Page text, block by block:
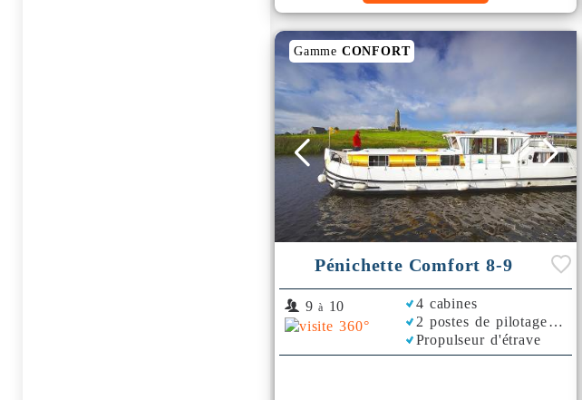
Gamme CONFORT
Pénichette Comfort 8-9
9 à 10
4 cabines
2 postes de pilotage
Propulseur d'étrave